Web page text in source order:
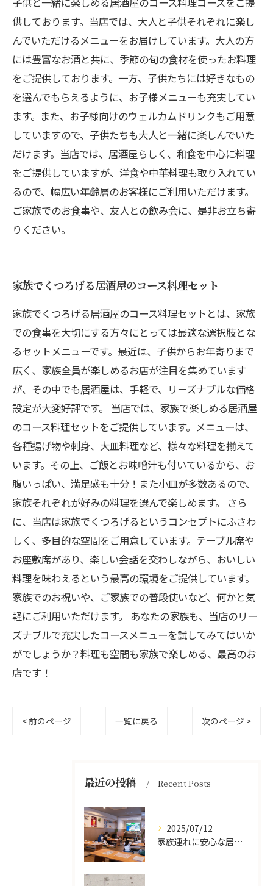
供しております。当店では、大人と子供それぞれに楽し
んでいただけるメニューをお届けしています。大人の方
には豊富なお酒と共に、季節の旬の食材を使ったお料理
をご提供しております。一方、子供たちには好きなもの
を選んでもらえるように、お子様メニューも充実してい
ます。また、お子様向けのウェルカムドリンクもご用意
していますので、子供たちも大人と一緒に楽しんでいた
だけます。当店では、居酒屋らしく、和食を中心に料理
をご提供していますが、洋食や中華料理も取り入れてい
るので、幅広い年齢層のお客様にご利用いただけます。
ご家族でのお食事や、友人との飲み会に、是非お立ち寄
りください。
家族でくつろげる居酒屋のコース料理セット
家族でくつろげる居酒屋のコース料理セットとは、家族
での食事を大切にする方々にとっては最適な選択肢とな
るセットメニューです。最近は、子供からお年寄りまで
広く、家族全員が楽しめるお店が注目を集めています
が、その中でも居酒屋は、手軽で、リーズナブルな価格
設定が大変好評です。 当店では、家族で楽しめる居酒屋
のコース料理セットをご提供しています。メニューは、
各種揚げ物や刺身、大皿料理など、様々な料理を揃えて
います。その上、ご飯とお味噌汁も付いているから、お
腹いっぱい、満足感も十分！また小皿が多数あるので、
家族それぞれが好みの料理を選んで楽しめます。 さら
に、当店は家族でくつろげるというコンセプトにふさわ
しく、多目的な空間をご用意しています。テーブル席や
お座敷席があり、楽しい会話を交わしながら、おいしい
料理を味わえるという最高の環境をご提供しています。
家族でのお祝いや、ご家族での普段使いなど、何かと気
軽にご利用いただけます。 あなたの家族も、当店のリー
ズナブルで充実したコースメニューを試してみてはいか
がでしょうか？料理も空間も家族で楽しめる、最高のお
店です！
< 前のページ 一覧に戻る 次のページ >
最近の投稿 Recent Posts
2025/07/12
家族連れに安心な居酒屋体験